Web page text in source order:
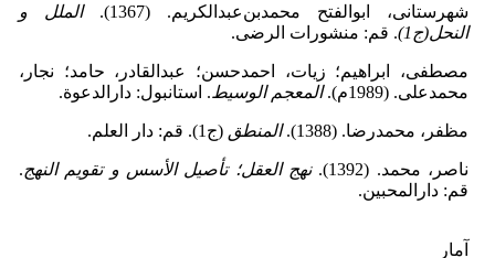
شهرستانی، ابوالفتح محمدبن‌عبدالکریم. (1367).
الملل و
النحل(ج1)
. قم: منشورات الرضی.
مصطفی، ابراهیم؛ زیات، احمدحسن؛ عبدالقادر، حامد؛ نجار،
محمدعلی. (1989م).
المعجم الوسیط. استانبول: دارالدعوة.
مظفر، محمدرضا. (1388). المنطق (ج1). قم: دار العلم.
ناصر، محمد. (1392). نهج العقل؛ تأصیل الأسس و تقویم النهج.
قم: دارالمحبین.
آمار